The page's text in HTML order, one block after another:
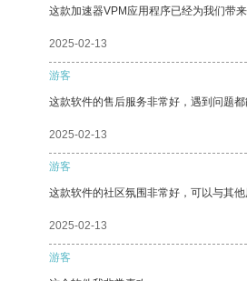
这款加速器VPM应用程序已经为我们带
2025-02-13
游客
这款软件的售后服务非常好，遇到问题都
2025-02-13
游客
这款软件的社区氛围非常好，可以与其他
2025-02-13
游客